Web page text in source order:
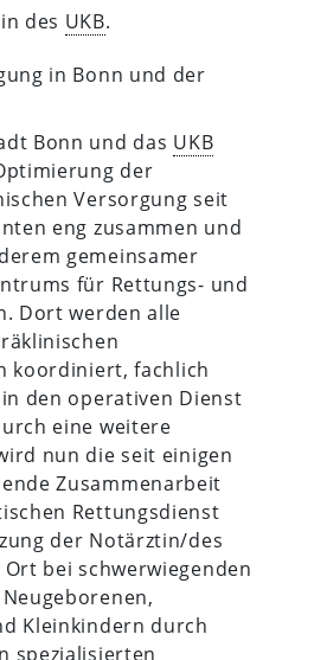
des UKB.
in Bonn und der
Bonn und das UKB
der
Versorgung seit
eng zusammen und
gemeinsamer
für Rettungs- und
Dort werden alle
koordiniert, fachlich
den operativen Dienst
eine weitere
nun die seit einigen
Zusammenarbeit
Rettungsdienst
der Notärztin/des
bei schwerwiegenden
Kleinkindern durch
spezialisierten